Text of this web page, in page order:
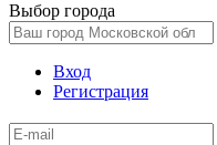
Выбор города
Вход
Регистрация